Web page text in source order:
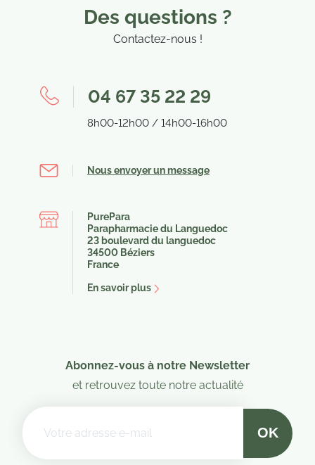
Des questions ?
Contactez-nous !
04 67 35 22 29
8h00-12h00 / 14h00-16h00
Nous envoyer un message
PurePara
Parapharmacie du Languedoc
23 boulevard du languedoc
34500 Béziers
France
En savoir plus
Abonnez-vous à notre Newsletter
et retrouvez toute notre actualité